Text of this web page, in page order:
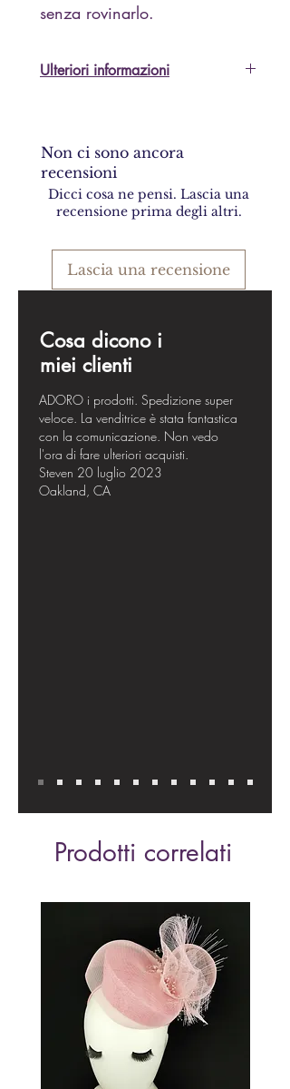
senza rovinarlo.
Ulteriori informazioni
chiedere!
Non ci sono ancora
recensioni
Dicci cosa ne pensi. Lascia una
recensione prima degli altri.
Lascia una recensione
Cosa dicono i
miei clienti
ADORO i prodotti. Spedizione super
veloce. La venditrice è stata fantastica
con la comunicazione. Non vedo
l'ora di fare ulteriori acquisti.
Steven 20 luglio 2023
Oakland, CA
Prodotti correlati